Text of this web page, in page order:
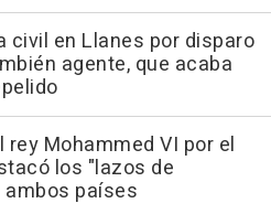
civil en Llanes por disparo
agente, que acaba
Mohammed VI por el
los "lazos de
países